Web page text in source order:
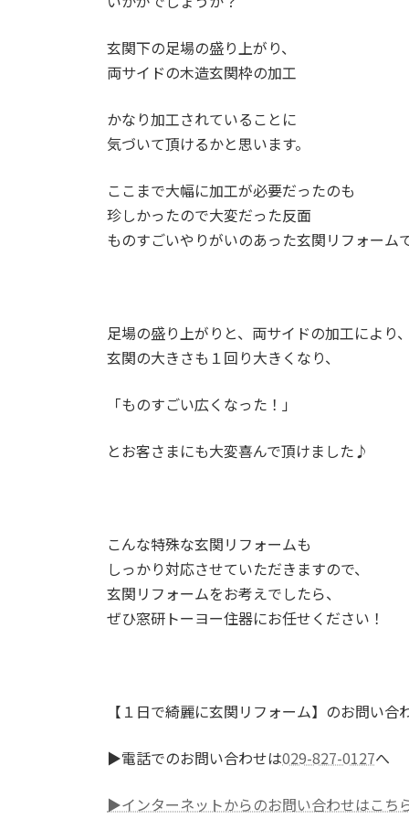
玄関下の足場の盛り上がり、
両サイドの木造玄関枠の加工
かなり加工されていることに
気づいて頂けるかと思います。
ここまで大幅に加工が必要だったのも
珍しかったので大変だった反面
ものすごいやりがいのあった玄関リフォーム
足場の盛り上がりと、両サイドの加工により、
玄関の大きさも１回り大きくなり、
「ものすごい広くなった！」
とお客さまにも大変喜んで頂けました♪
こんな特殊な玄関リフォームも
しっかり対応させていただきますので、
玄関リフォームをお考えでしたら、
ぜひ窓研トーヨー住器にお任せください！
【１日で綺麗に玄関リフォーム】のお問い合
▶電話でのお問い合わせは029-827-0127へ
▶インターネットからのお問い合わせはこち